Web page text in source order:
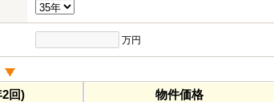
万円
回) 物件価格